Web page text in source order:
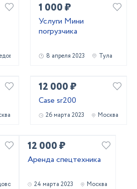
1 000 ₽
Услуги Мини
погрузчика
8 апреля 2023 Тула
12 000 ₽
Case sr200
26 марта 2023 Москва
12 000 ₽
Аренда спецтехника
24 марта 2023 Москва